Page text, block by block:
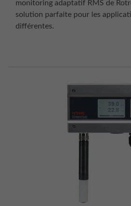
monitoring adaptatif RMS de
solution parfaite pour les
différentes.